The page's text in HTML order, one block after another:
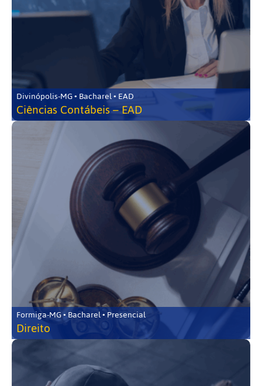
Divinópolis-MG • Bacharel • EAD
Ciências Contábeis – EAD
Formiga-MG • Bacharel • Presencial
Direito